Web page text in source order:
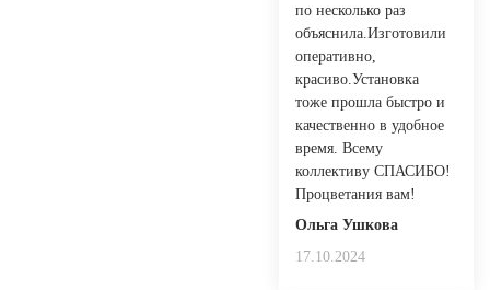
по несколько раз
объяснила.Изготовили
оперативно,
красиво.Установка
тоже прошла быстро и
качественно в удобное
время. Всему
коллективу СПАСИБО!
Процветания вам!
Ольга Ушкова
17.10.2024